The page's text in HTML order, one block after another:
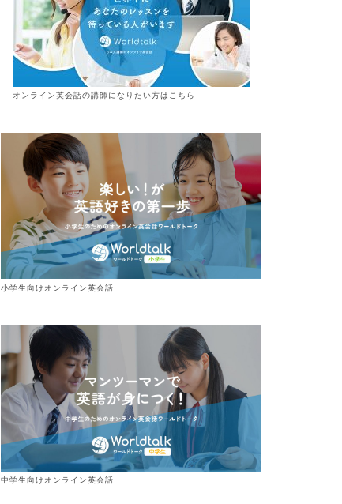
オンライン英会話の講師になりたい方はこちら
小学生向けオンライン英会話
中学生向けオンライン英会話